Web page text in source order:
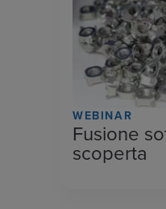
WEBINAR
Fusione
scoperta